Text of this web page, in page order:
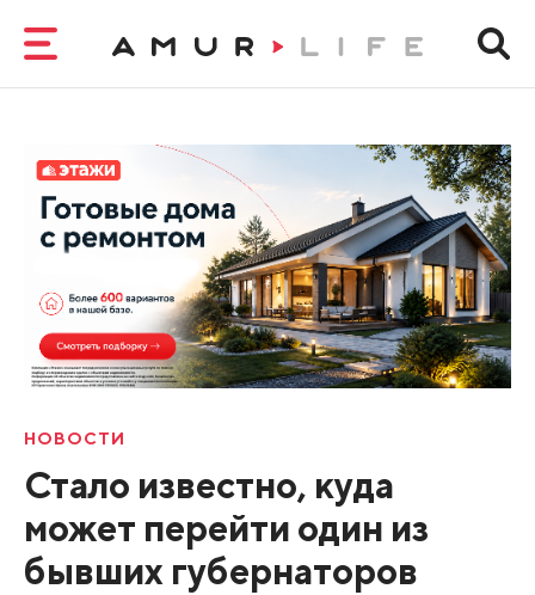
НОВОСТИ
Стало известно, куда
может перейти один из
бывших губернаторов